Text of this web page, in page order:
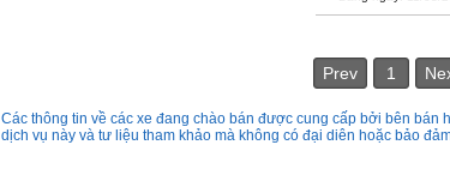
Prev 1
Các thông tin về các xe đang chào bán được cung cấp bởi bên bán
dịch vụ này và tư liệu tham khảo mà không có đại diên hoặc bảo